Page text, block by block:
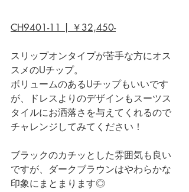
CH9401-11 | ￥32,450-
スリップオンタイプが苦手な方にオス
スメのUチップ。
ボリュームのあるUチップもいいです
が、ドレスよりのデザインもスーツス
タイルにお洒落さを与えてくれるので
チャレンジしてみてください！
ブラックのカチッとした雰囲気も良い
ですが、ダークブラウンはやわらかな
印象にまとまります◎